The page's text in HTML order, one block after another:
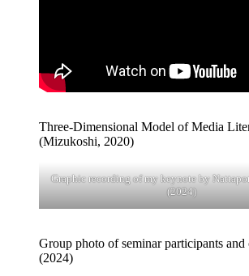
Three-Dimensional Model of Media
(Mizukoshi, 2020)
Graphic recording of my keynote by
(2024)
Group photo of seminar participants and
(2024)